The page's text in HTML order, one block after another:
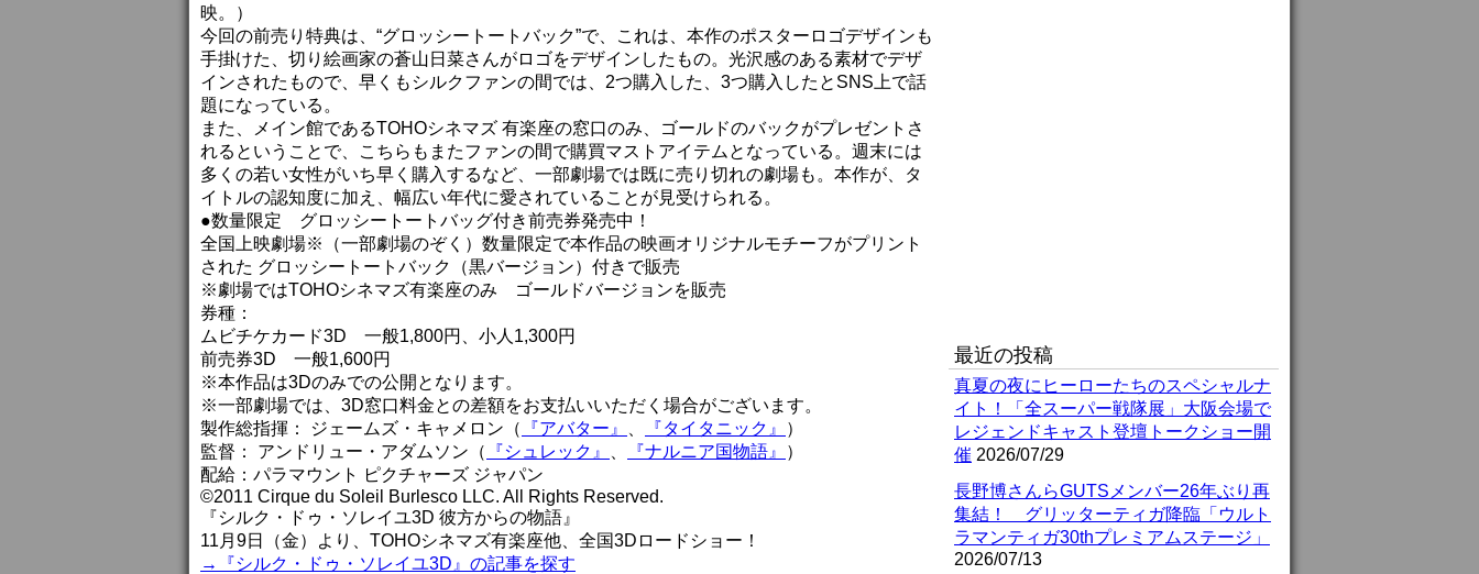
映。）
今回の前売り特典は、“グロッシートートバック”で、これは、本作のポスターロゴデザインも
手掛けた、切り絵画家の蒼山日菜さんがロゴをデザインしたもの。光沢感のある素材でデザ
インされたもので、早くもシルクファンの間では、2つ購入した、3つ購入したとSNS上で話
題になっている。
また、メイン館であるTOHOシネマズ 有楽座の窓口のみ、ゴールドのバックがプレゼントさ
れるということで、こちらもまたファンの間で購買マストアイテムとなっている。週末には
多くの若い女性がいち早く購入するなど、一部劇場では既に売り切れの劇場も。本作が、タ
イトルの認知度に加え、幅広い年代に愛されていることが見受けられる。
●数量限定 グロッシートートバッグ付き前売券発売中！
全国上映劇場※（一部劇場のぞく）数量限定で本作品の映画オリジナルモチーフがプリント
された グロッシートートバック（黒バージョン）付きで販売
※劇場ではTOHOシネマズ有楽座のみ ゴールドバージョンを販売
券種：
ムビチケカード3D 一般1,800円、小人1,300円
前売券3D 一般1,600円
※本作品は3Dのみでの公開となります。
※一部劇場では、3D窓口料金との差額をお支払いいただく場合がございます。
製作総指揮： ジェームズ・キャメロン（
『アバター』 『タイタニック』
）
監督： アンドリュー・アダムソン（
『シュレック』 『ナルニア国物語』
）
配給：パラマウント ピクチャーズ ジャパン
©2011 Cirque du Soleil Burlesco LLC. All Rights Reserved.
『シルク・ドゥ・ソレイユ3D 彼方からの物語』
11月9日（金）より、TOHOシネマズ有楽座他、全国3Dロードショー！
→『シルク・ドゥ・ソレイユ3D』の記事を探す
最近の投稿
真夏の夜にヒーローたちのスペシャルナ
イト！「全スーパー戦隊展」大阪会場で
レジェンドキャスト登壇トークショー開
催 2026/07/29
長野博さんらGUTSメンバー26年ぶり再
集結！ グリッターティガ降臨「ウルト
ラマンティガ30thプレミアムステージ」
2026/07/13